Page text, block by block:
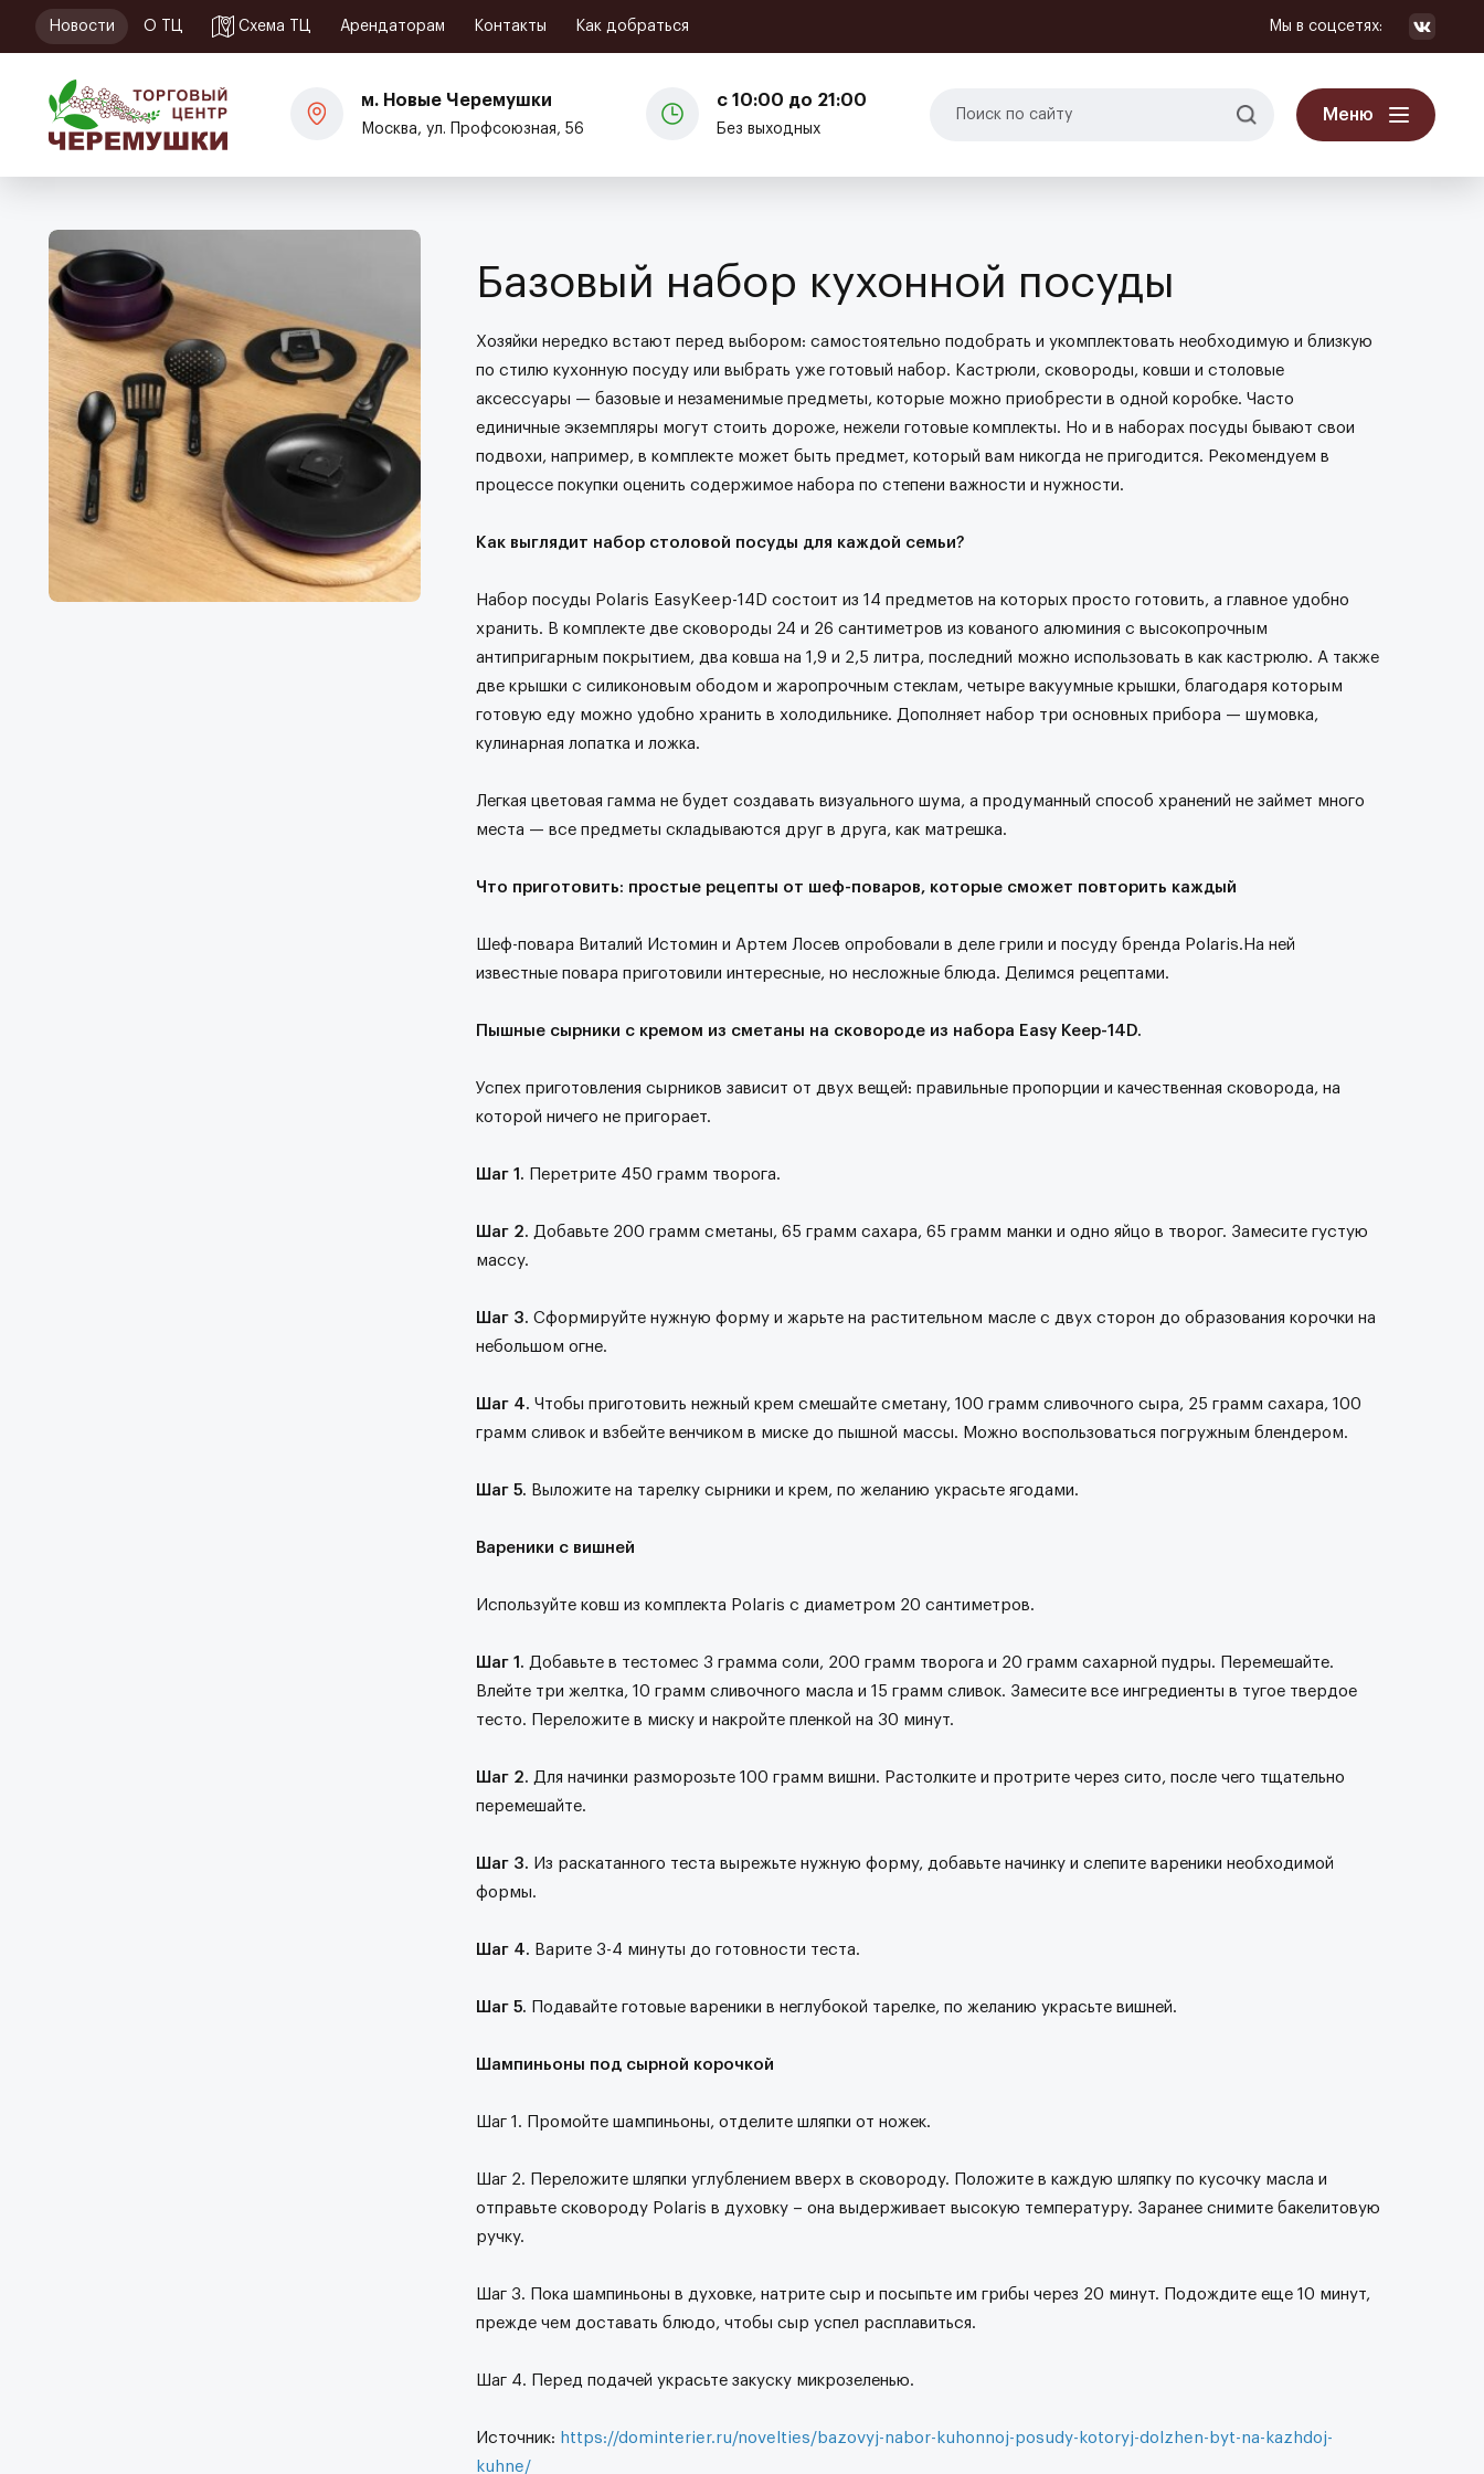
Новости О ТЦ Схема ТЦ Арендаторам Контакты Как добраться Мы в соцсетях:
м. Новые Черемушки
Москва, ул. Профсоюзная, 56
с 10:00 до 21:00
Без выходных
Меню
Корпусная мебель
Диваны и кресла
Матрасы и кровати
Офисная мебель
Кафе и рестораны
Базовый набор кухонной посуды
Хозяйки нередко встают перед выбором: самостоятельно подобрать и укомплектовать необходимую и близкую
по стилю кухонную посуду или выбрать уже готовый набор. Кастрюли, сковороды, ковши и столовые
аксессуары — базовые и незаменимые предметы, которые можно приобрести в одной коробке. Часто
единичные экземпляры могут стоить дороже, нежели готовые комплекты. Но и в наборах посуды бывают свои
подвохи, например, в комплекте может быть предмет, который вам никогда не пригодится. Рекомендуем в
процессе покупки оценить содержимое набора по степени важности и нужности.
Как выглядит набор столовой посуды для каждой семьи?
Набор посуды Polaris EasyKeep-14D состоит из 14 предметов на которых просто готовить, а главное удобно
хранить. В комплекте две сковороды 24 и 26 сантиметров из кованого алюминия с высокопрочным
антипригарным покрытием, два ковша на 1,9 и 2,5 литра, последний можно использовать в как кастрюлю. А также
две крышки с силиконовым ободом и жаропрочным стеклам, четыре вакуумные крышки, благодаря которым
готовую еду можно удобно хранить в холодильнике. Дополняет набор три основных прибора — шумовка,
кулинарная лопатка и ложка.
Легкая цветовая гамма не будет создавать визуального шума, а продуманный способ хранений не займет много
места — все предметы складываются друг в друга, как матрешка.
Что приготовить: простые рецепты от шеф-поваров, которые сможет повторить каждый
Шеф-повара Виталий Истомин и Артем Лосев опробовали в деле грили и посуду бренда Polaris.На ней
известные повара приготовили интересные, но несложные блюда. Делимся рецептами.
Пышные сырники с кремом из сметаны на сковороде из набора Easy Keep-14D.
Успех приготовления сырников зависит от двух вещей: правильные пропорции и качественная сковорода, на
которой ничего не пригорает.
Шаг 1. Перетрите 450 грамм творога.
Шаг 2. Добавьте 200 грамм сметаны, 65 грамм сахара, 65 грамм манки и одно яйцо в творог. Замесите густую
массу.
Шаг 3. Сформируйте нужную форму и жарьте на растительном масле с двух сторон до образования корочки на
небольшом огне.
Шаг 4. Чтобы приготовить нежный крем смешайте сметану, 100 грамм сливочного сыра, 25 грамм сахара, 100
грамм сливок и взбейте венчиком в миске до пышной массы. Можно воспользоваться погружным блендером.
Шаг 5. Выложите на тарелку сырники и крем, по желанию украсьте ягодами.
Вареники с вишней
Используйте ковш из комплекта Polaris с диаметром 20 сантиметров.
Шаг 1. Добавьте в тестомес 3 грамма соли, 200 грамм творога и 20 грамм сахарной пудры. Перемешайте.
Влейте три желтка, 10 грамм сливочного масла и 15 грамм сливок. Замесите все ингредиенты в тугое твердое
тесто. Переложите в миску и накройте пленкой на 30 минут.
Шаг 2. Для начинки разморозьте 100 грамм вишни. Растолките и протрите через сито, после чего тщательно
перемешайте.
Шаг 3. Из раскатанного теста вырежьте нужную форму, добавьте начинку и слепите вареники необходимой
формы.
Шаг 4. Варите 3-4 минуты до готовности теста.
Шаг 5. Подавайте готовые вареники в неглубокой тарелке, по желанию украсьте вишней.
Шампиньоны под сырной корочкой
Шаг 1. Промойте шампиньоны, отделите шляпки от ножек.
Шаг 2. Переложите шляпки углублением вверх в сковороду. Положите в каждую шляпку по кусочку масла и
отправьте сковороду Polaris в духовку – она выдерживает высокую температуру. Заранее снимите бакелитовую
ручку.
Шаг 3. Пока шампиньоны в духовке, натрите сыр и посыпьте им грибы через 20 минут. Подождите еще 10 минут,
прежде чем доставать блюдо, чтобы сыр успел расплавиться.
Шаг 4. Перед подачей украсьте закуску микрозеленью.
Источник: https://dominterier.ru/novelties/bazovyj-nabor-kuhonnoj-posudy-kotoryj-dolzhen-byt-na-kazhdoj-
kuhne/